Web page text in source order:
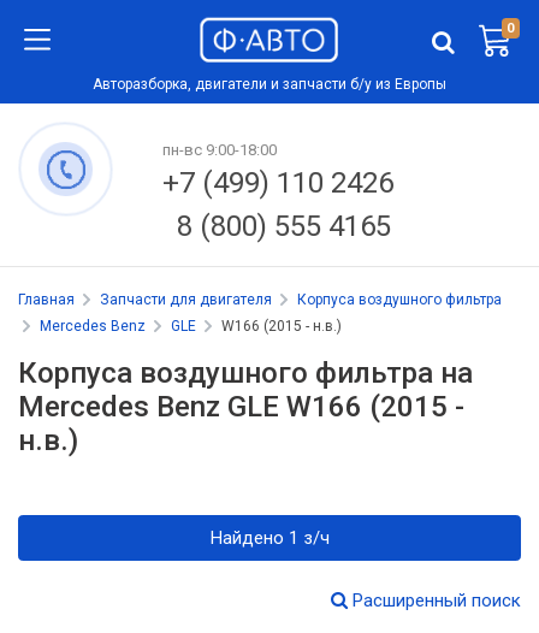
0
Авторазборка, двигатели и запчасти б/у из Европы
пн-вс 9:00-18:00
+7 (499) 110 2426
8 (800) 555 4165
Главная Запчасти для двигателя
Корпуса воздушного фильтра
Mercedes Benz
GLE W166 (2015 - н.в.)
Корпуса воздушного фильтра на
Mercedes Benz GLE W166 (2015 -
н.в.)
Найдено 1 з/ч
Расширенный поиск